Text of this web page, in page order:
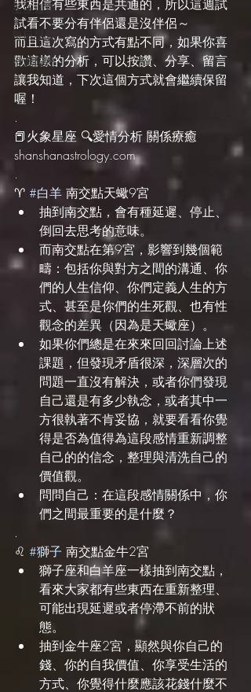
星座週運
每日星運
推薦服務
我相信有些東西是共通的，所以這週試
試看不要分有伴侶還是沒伴侶～
而且這次寫的方式有點不同，如果你喜
歡這樣的分析，可以按讚、分享、留言
讓我知道，下次這個方式就會繼續保留
喔！
.
📕火象星座 🔍愛情分析 關係療癒
shanshanastrology.com
.
♈️ #白羊 南交點天蠍9宮
抽到南交點，會有種延遲、停止、
倒回去思考的意味。
而南交點在第9宮，影響到幾個範
疇：包括你與對方之間的溝通、你
們的人生信仰、你們定義人生的方
式、甚至是你們的生死觀、也有性
觀念的差異（因為是天蠍座）。
如果你們總是在來來回回討論上述
課題，但發現矛盾很深，深層次的
問題一直沒有解決，或者你們發現
自己還是有多少執念，或者其中一
方很執著不肯妥協，就要看看你覺
得是否為值得為這段感情重新調整
自己的的信念，整理與清洗自己的
價值觀。
問問自己：在這段感情關係中，你
們之間最重要的是什麼？
.
♌️ #獅子 南交點金牛2宮
獅子座和白羊座一樣抽到南交點，
看來大家都有些東西在重新整理、
可能出現延遲或者停滯不前的狀
態。
抽到金牛座2宮，顯然與你自己的
錢、你的自我價值、你享受生活的
方式、你覺得什麼應該花錢什麼不